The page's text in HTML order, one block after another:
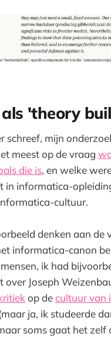
'theory
schreef, mijn
meest op de vraag
die is, en welke
in informatica-
cultuur.
denken aan de
informatica-canon
ik had
over Joseph
op decultuur van
ja, ik studeerde
soms gaat het zelf